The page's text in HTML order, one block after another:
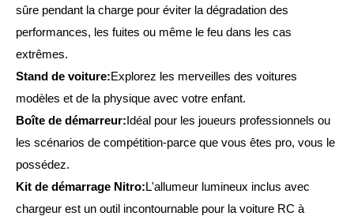
sûre pendant la charge pour éviter la dégradation des
performances, les fuites ou même le feu dans les cas
extrêmes.
Stand de voiture:Explorez les merveilles des voitures
modèles et de la physique avec votre enfant.
Boîte de démarreur:Idéal pour les joueurs professionnels ou
les scénarios de compétition-parce que vous êtes pro, vous le
possédez.
Kit de démarrage Nitro:L'allumeur lumineux inclus avec
chargeur est un outil incontournable pour la voiture RC à